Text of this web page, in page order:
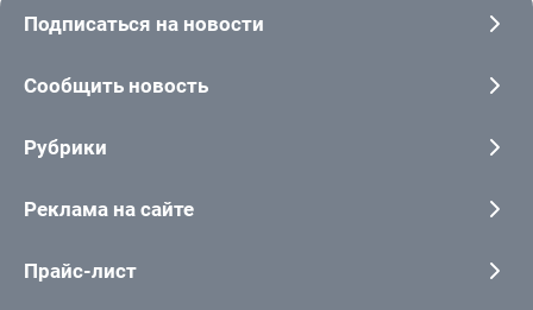
Подписаться на новости
Сообщить новость
Рубрики
Реклама на сайте
Прайс-лист